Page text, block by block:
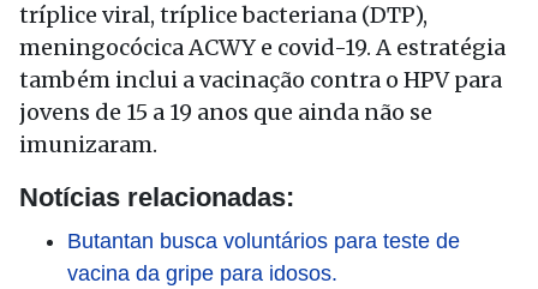
tríplice viral, tríplice bacteriana (DTP),
meningocócica ACWY e covid-19. A estratégia
também inclui a vacinação contra o HPV para
jovens de 15 a 19 anos que ainda não se
imunizaram.
Notícias relacionadas:
Butantan busca voluntários para teste de
vacina da gripe para idosos.